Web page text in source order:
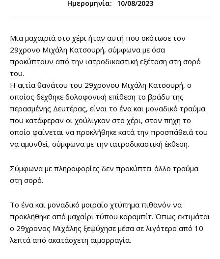
Ημερομηνία:
10/08/2023
Μια μαχαιριά στο χέρι ήταν αυτή που σκότωσε τον
29χρονο Μιχάλη Κατσουρή, σύμφωνα με όσα
προκύπτουν από την ιατροδικαστική εξέταση στη σορό
του.
Η αιτία θανάτου του 29χρονου Μιχάλη Κατσουρή, ο
οποίος δέχθηκε δολοφονική επίθεση το βράδυ της
περασμένης Δευτέρας, είναι το ένα και μοναδικό τραύμα
που κατάφεραν οι χούλιγκαν στο χέρι, στον πήχη το
οποίο φαίνεται να προκλήθηκε κατά την προσπάθειά του
να αμυνθεί, σύμφωνα με την ιατροδικαστική έκθεση.
Σύμφωνα με πληροφορίες δεν προκύπτει άλλο τραύμα
στη σορό.
Το ένα και μοναδικό μοιραίο χτύπημα πιθανόν να
προκλήθηκε από μαχαίρι τύπου καραμπίτ. Όπως εκτιμάται
ο 29χρονος Μιχάλης ξεψύχησε μέσα σε λιγότερο από 10
λεπτά από ακατάσχετη αιμορραγία.